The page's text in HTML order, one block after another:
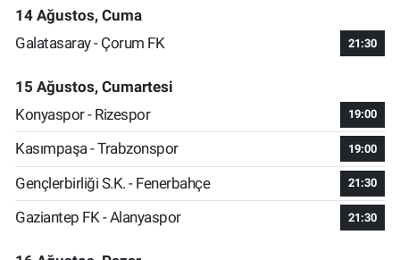
14 Ağustos, Cuma
Galatasaray - Çorum FK
21:30
15 Ağustos, Cumartesi
Konyaspor - Rizespor
19:00
Kasımpaşa - Trabzonspor 19:00
Gençlerbirliği S.K. - Fenerbahçe 21:30
Gaziantep FK - Alanyaspor 21:30